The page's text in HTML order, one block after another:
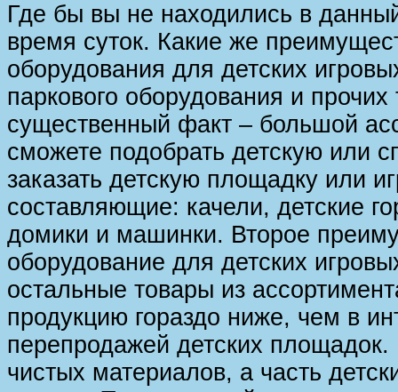
Где бы вы не находились в
время суток. Какие же
оборудования для детских
паркового оборудования и
существенный факт – большой
сможете подобрать детскую или
заказать детскую площадку или
составляющие: качели, детские
домики и машинки. Второе
оборудование для детских
остальные товары из
продукцию гораздо ниже, чем в
перепродажей детских площадок.
чистых материалов, а часть